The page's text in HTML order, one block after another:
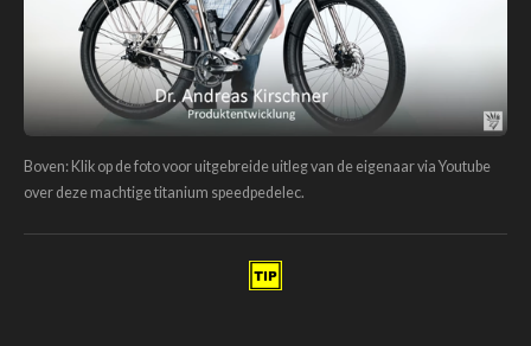
Boven: Klik op de foto voor uitgebreide uitleg van de eigenaar via Youtube
over deze machtige titanium speedpedelec.